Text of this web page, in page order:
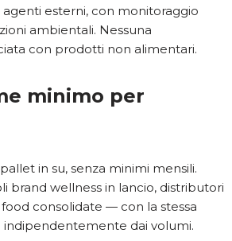
esterni, con monitoraggio
ambientali. Nessuna
con prodotti non alimentari.
minimo per
in su, senza minimi mensili.
brand wellness in lancio, distributori
consolidate — con la stessa
dai volumi.